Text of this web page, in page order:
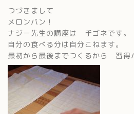
つづきまして
メロンパン！
ナジー先生の講座は 手ゴネです。
自分の食べる分は自分こねます。
最初から最後までつくるから 習得